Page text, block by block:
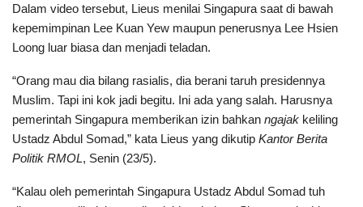
Dalam video tersebut, Lieus menilai Singapura saat di bawah
kepemimpinan Lee Kuan Yew maupun penerusnya Lee Hsien
Loong luar biasa dan menjadi teladan.
“Orang mau dia bilang rasialis, dia berani taruh presidennya
Muslim. Tapi ini kok jadi begitu. Ini ada yang salah. Harusnya
pemerintah Singapura memberikan izin bahkan ngajak keliling
Ustadz Abdul Somad,” kata Lieus yang dikutip Kantor Berita
Politik RMOL, Senin (23/5).
“Kalau oleh pemerintah Singapura Ustadz Abdul Somad tuh